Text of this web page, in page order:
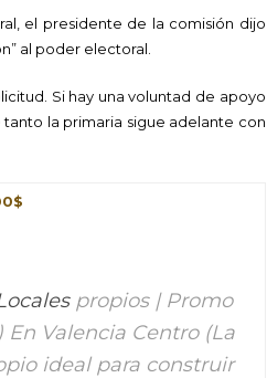
el presidente de la comisión dijo
al poder electoral.
Si hay una voluntad de apoyo
la primaria sigue adelante con
propios | Promo
Valencia Centro (La
ideal para construir